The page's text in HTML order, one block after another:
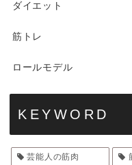
ダイエット
筋トレ
ロールモデル
KEYWORD
芸能人の筋肉